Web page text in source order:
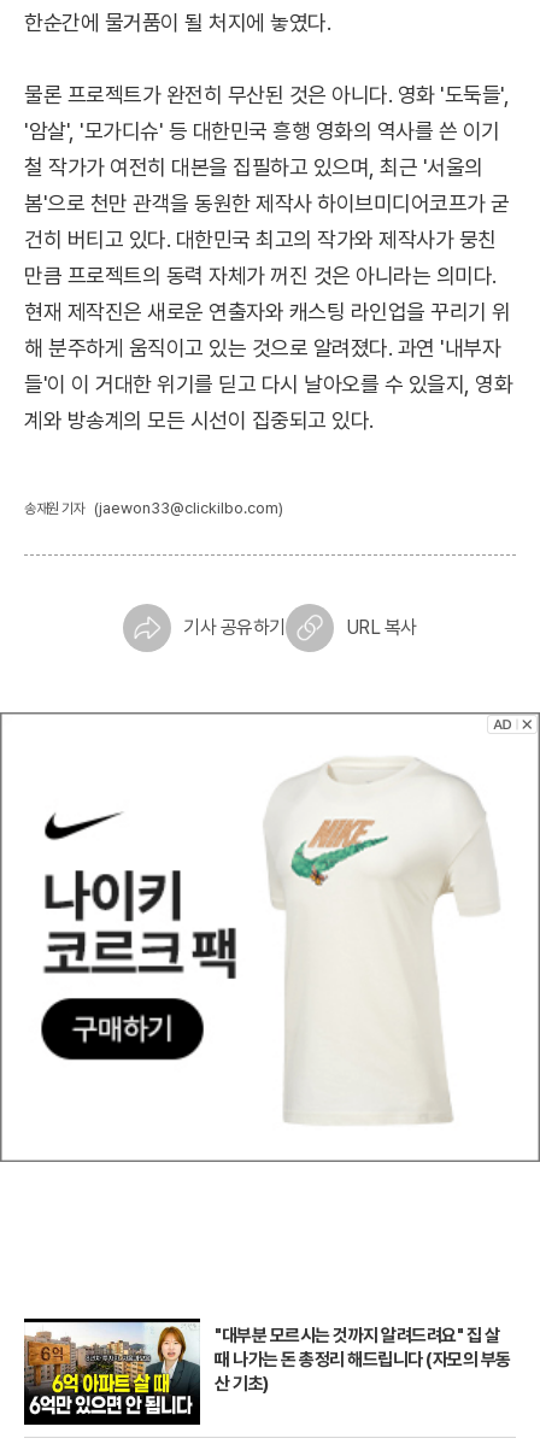
한순간에 물거품이 될 처지에 놓였다.
물론 프로젝트가 완전히 무산된 것은 아니다. 영화 '도둑들',
'암살', '모가디슈' 등 대한민국 흥행 영화의 역사를 쓴 이기
철 작가가 여전히 대본을 집필하고 있으며, 최근 '서울의
봄'으로 천만 관객을 동원한 제작사 하이브미디어코프가 굳
건히 버티고 있다. 대한민국 최고의 작가와 제작사가 뭉친
만큼 프로젝트의 동력 자체가 꺼진 것은 아니라는 의미다.
현재 제작진은 새로운 연출자와 캐스팅 라인업을 꾸리기 위
해 분주하게 움직이고 있는 것으로 알려졌다. 과연 '내부자
들'이 이 거대한 위기를 딛고 다시 날아오를 수 있을지, 영화
계와 방송계의 모든 시선이 집중되고 있다.
송재원 기자 (jaewon33@clickilbo.com)
기사 공유하기 URL 복사
"대부분 모르시는 것까지 알려드려요" 집 살
때 나가는 돈 총정리 해드립니다 (자모의 부동
산 기초)